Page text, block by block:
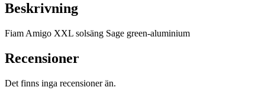
Beskrivning
Fiam Amigo XXL solsäng Sage green-aluminium
Recensioner
Det finns inga recensioner än.